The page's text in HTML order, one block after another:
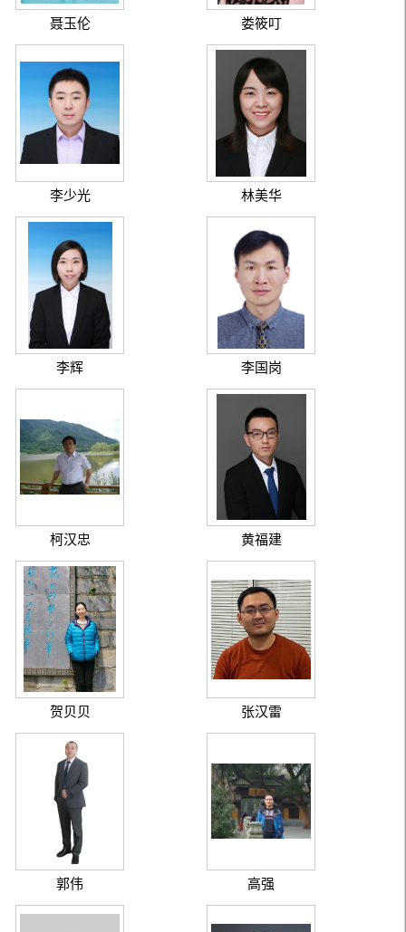
聂玉伦 娄筱叮
李少光 林美华
李辉 李国岗
柯汉忠 黄福建
贺贝贝 张汉雷
郭伟 高强